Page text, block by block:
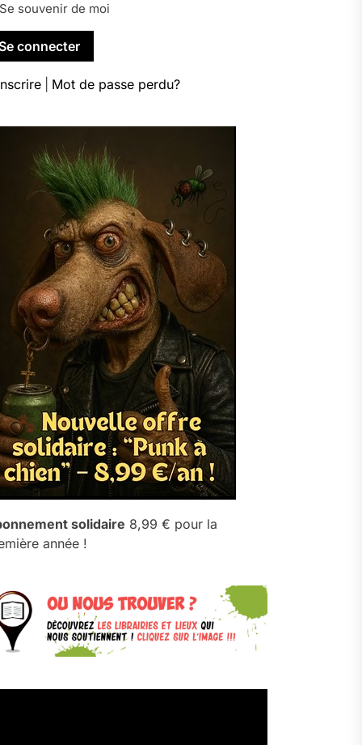
souvenir de moi
Mot de passe perdu?
solidaire 8,99 € pour la
année !